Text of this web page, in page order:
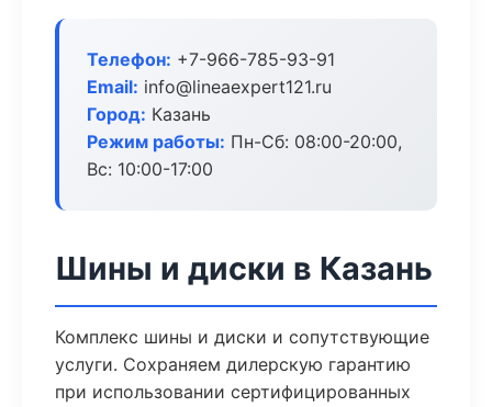
Телефон: +7-966-785-93-91
Email: info@lineaexpert121.ru
Город: Казань
Режим работы: Пн-Сб: 08:00-20:00,
Вс: 10:00-17:00
Шины и диски в Казань
Комплекс шины и диски и сопутствующие
услуги. Сохраняем дилерскую гарантию
при использовании сертифицированных